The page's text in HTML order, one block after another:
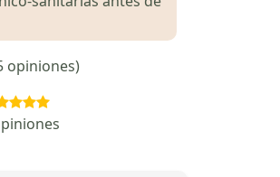
opiniones)